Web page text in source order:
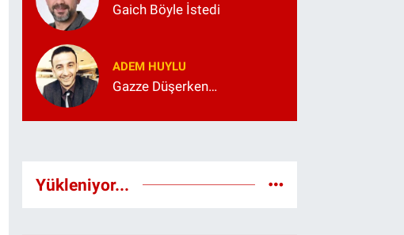
Gaich Böyle İstedi
ADEM HUYLU
Gazze Düşerken…
Yükleniyor...